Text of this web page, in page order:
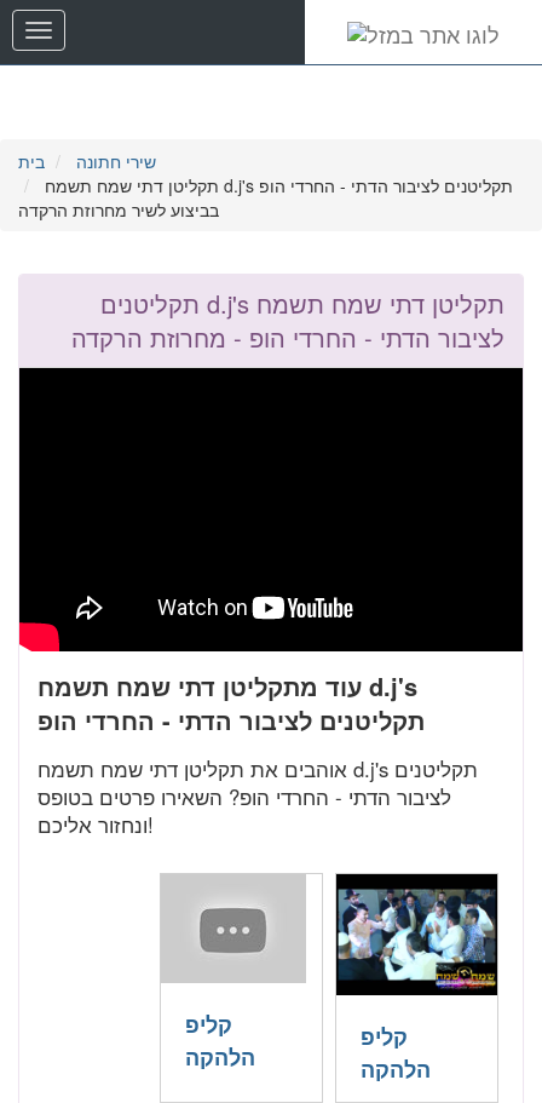
בְּאֲתָר
בִּקְלִיק
תפריט
בית
שירי חתונה
תקליטן דתי שמח תשמח d.j's תקליטנים לציבור הדתי - החרדי הופ
בביצוע לשיר מחרוזת הרקדה
תקליטן דתי שמח תשמח d.j's תקליטנים
לציבור הדתי - החרדי הופ - מחרוזת הרקדה
עוד מתקליטן דתי שמח תשמח d.j's
תקליטנים לציבור הדתי - החרדי הופ
אוהבים את תקליטן דתי שמח תשמח d.j's תקליטנים
לציבור הדתי - החרדי הופ? השאירו פרטים בטופס
ונחזור אליכם!
קליפ
הלהקה
קליפ
הלהקה